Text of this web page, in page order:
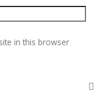
in this browser